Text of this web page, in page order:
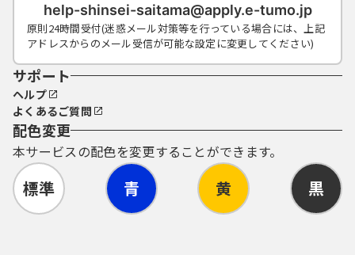
help-shinsei-saitama@apply.e-tumo.jp
原則24時間受付(迷惑メール対策等を行っている場合には、上記
アドレスからのメール受信が可能な設定に変更してください)
サポート
ヘルプ
よくあるご質問
配色変更
本サービスの配色を変更することができます。
標準 青 黄 黒